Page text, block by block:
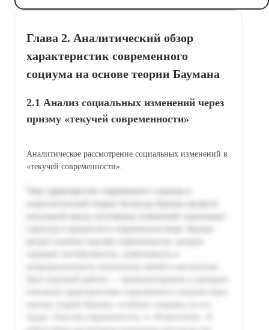
Глава 2. Аналитический обзор
характеристик современного
социума на основе теории Баумана
2.1 Анализ социальных изменений через
призму «текучей современности»
Аналитическое рассмотрение социальных изменений в
«текучей современности».